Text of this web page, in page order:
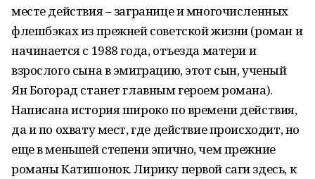
месте действия – загранице и многочисленных
флешбэках из прежней советской жизни (роман и
начинается с 1988 года, отъезда матери и
взрослого сына в эмиграцию, этот сын, ученый
Ян Богорад станет главным героем романа).
Написана история широко по времени действия,
да и по охвату мест, где действие происходит, но
еще в меньшей степени эпично, чем прежние
романы Катишонок. Лирику первой саги здесь, к